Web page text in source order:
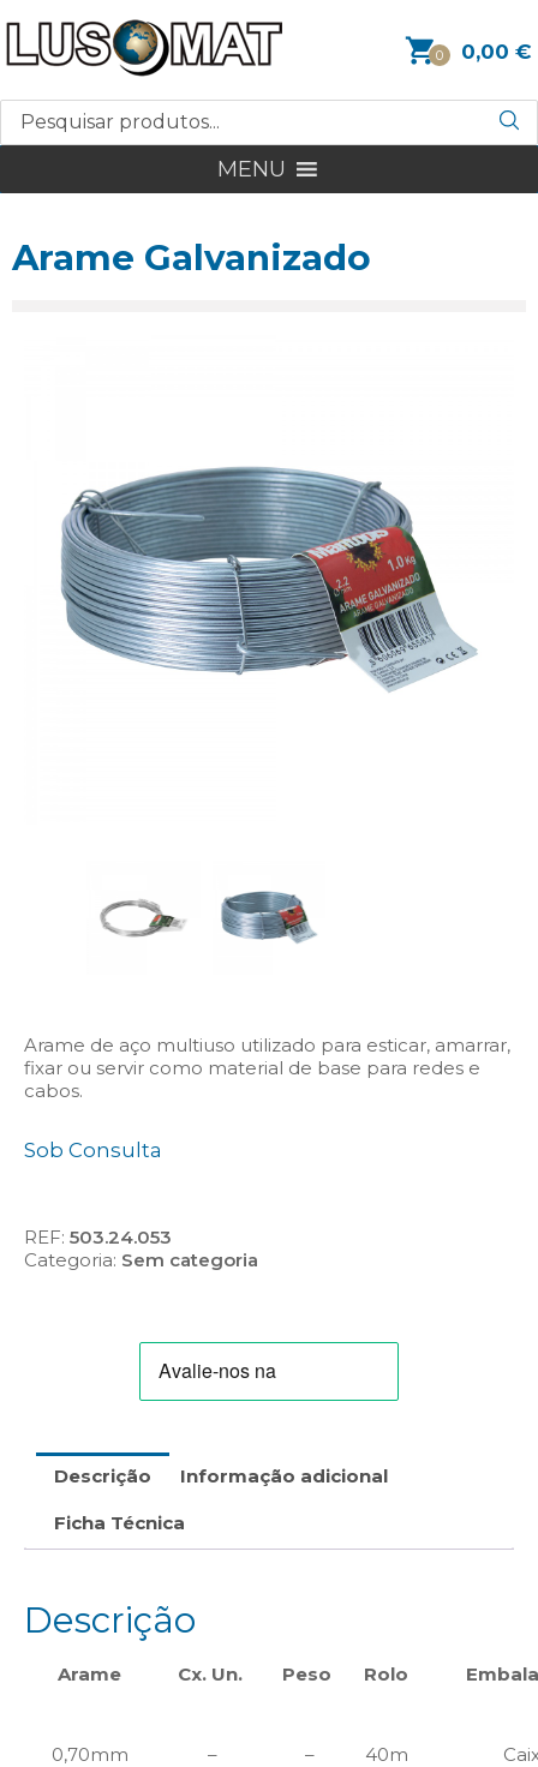
0 0,00 €
MENU
Arame Galvanizado
Arame de aço multiuso utilizado para esticar, amarrar,
fixar ou servir como material de base para redes e
cabos.
Sob Consulta
REF: 503.24.053
Categoria: Sem categoria
Descrição Informação adicional
Ficha Técnica
Descrição
Arame Cx. Un. Peso Rolo
0,70mm – – 40m